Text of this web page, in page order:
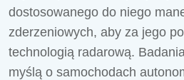
dostosowanego do niego
zderzeniowych, aby za jego
technologią radarową.
myślą o samochodach